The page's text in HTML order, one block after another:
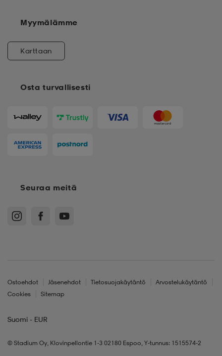
Osta turvallisesti
Myymälämme
Karttaan
Seuraa meitä
Ostoehdot Jäsenehdot Tietosuojakäytäntö
Arvostelukäytäntö
Cookies
Sitemap
Suomi - EUR
© Stadium Oy, Klovinpellontie 1-3 02180 Espoo, Y-tunnus: 1515574-2